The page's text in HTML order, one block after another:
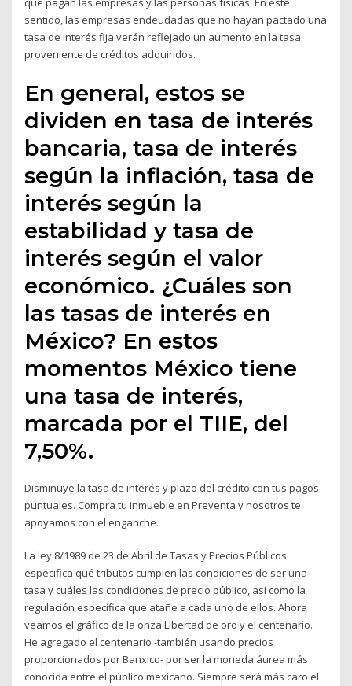
sentido, las empresas endeudadas que no hayan pactado una
tasa de interés fija verán reflejado un aumento en la tasa
proveniente de créditos adquiridos.
En general, estos se
dividen en tasa de interés
bancaria, tasa de interés
según la inflación, tasa de
interés según la
estabilidad y tasa de
interés según el valor
económico. ¿Cuáles son
las tasas de interés en
México? En estos
momentos México tiene
una tasa de interés,
marcada por el TIIE, del
7,50%.
Disminuye la tasa de interés y plazo del crédito con tus pagos
puntuales. Compra tu inmueble en Preventa y nosotros te
apoyamos con el enganche.
La ley 8/1989 de 23 de Abril de Tasas y Precios Públicos
especifica qué tributos cumplen las condiciones de ser una
tasa y cuáles las condiciones de precio público, así como la
regulación específica que atañe a cada uno de ellos. Ahora
veamos el gráfico de la onza Libertad de oro y el centenario.
He agregado el centenario -también usando precios
proporcionados por Banxico- por ser la moneda áurea más
conocida entre el público mexicano. Siempre será más caro el